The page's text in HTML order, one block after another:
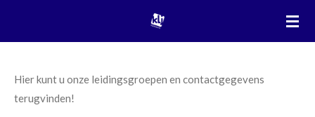
Hier kunt u onze leidingsgroepen en contactgegevens
terugvinden!